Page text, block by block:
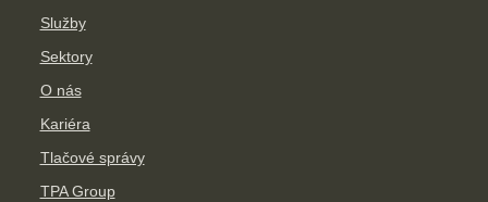
Služby
Sektory
O nás
Kariéra
Tlačové správy
TPA Group